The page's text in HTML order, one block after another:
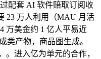
配套 AI 软件赔取订阅收
23 万人利用（MAU 月活
万美金约 1 亿人平易近
类产物，商品图生成。
。进入亿为单元的合作，